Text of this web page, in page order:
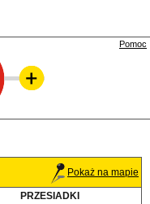
Pomoc
Pokaż na mapie
PRZESIADKI